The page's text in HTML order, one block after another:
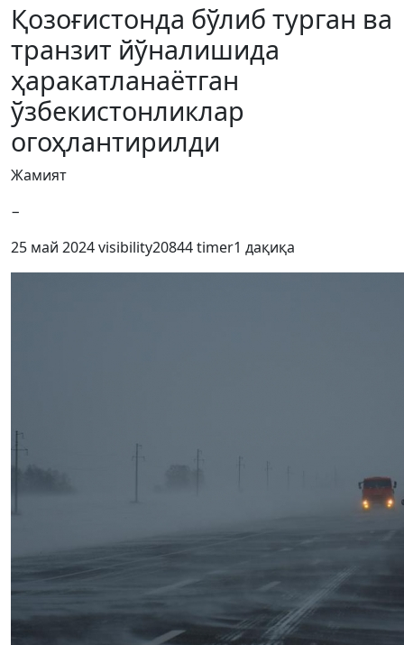
Қозоғистонда бўлиб турган ва
транзит йўналишида
ҳаракатланаётган
ўзбекистонликлар
огоҳлантирилди
Жамият
−
25 май 2024visibility20844timer1 дақиқа